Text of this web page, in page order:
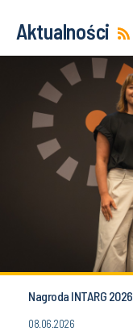
Aktualności
Nagroda INTARG 2026
08.06.2026